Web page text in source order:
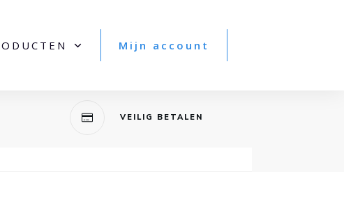
Mijn account
VEILIG BETALEN